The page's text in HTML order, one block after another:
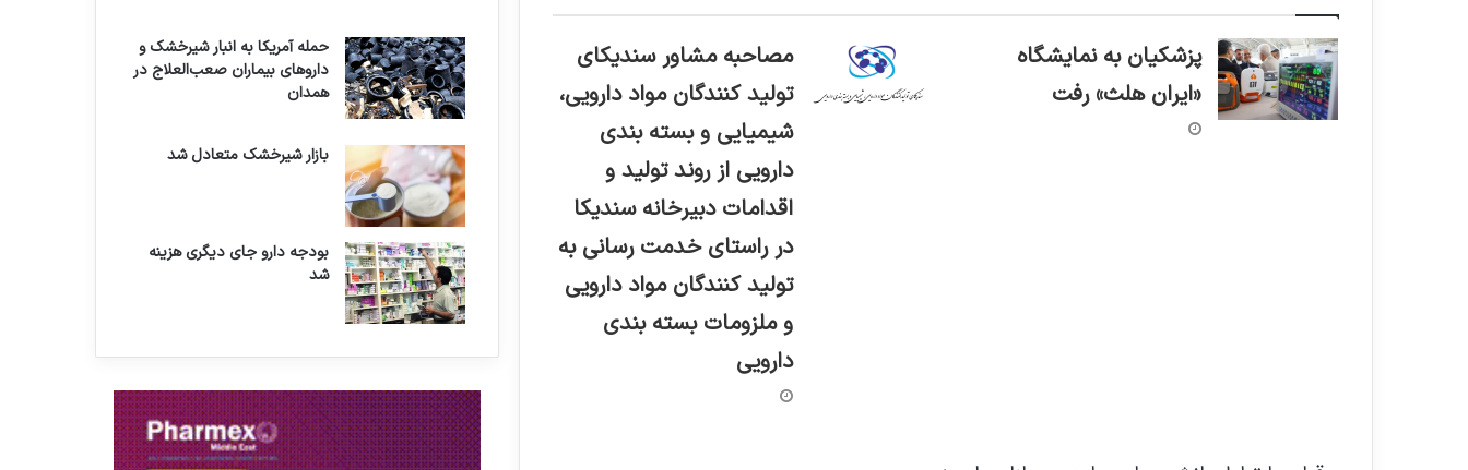
پزشکیان به نمایشگاه
«ایران هلث» رفت
مصاحبه مشاور سندیکای
تولید کنندگان مواد دارویی،
شیمیایی و بسته بندی
دارویی از روند تولید و
اقدامات دبیرخانه سندیکا
در راستای خدمت رسانی به
تولید کنندگان مواد دارویی
و ملزومات بسته بندی
دارویی
حمله آمریکا به انبار شیرخشک و
داروهای بیماران صعب‌العلاج در
همدان
بازار شیرخشک متعادل شد
بودجه دارو جای دیگری هزینه
شد